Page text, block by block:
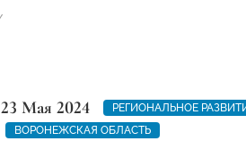
23 Мая 2024
РЕГИОНАЛЬНОЕ
ВОРОНЕЖСКАЯ ОБЛАСТЬ